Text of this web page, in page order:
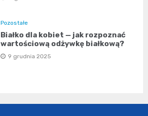
Pozostałe
Białko dla kobiet — jak rozpoznać
wartościową odżywkę białkową?
9 grudnia 2025